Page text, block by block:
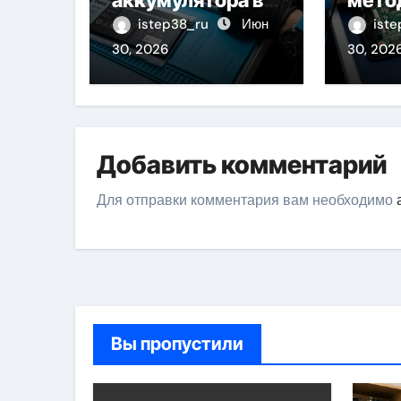
ноутбуке:
основные
факторы и
istep38_ru
Июн
30, 2026
30,
Добавить комментарий
Для отправки комментария вам необходимо
Вы пропустили